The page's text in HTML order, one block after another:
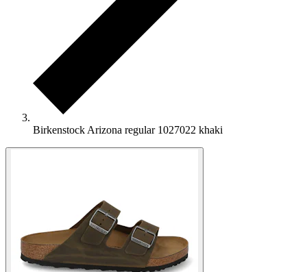
Birkenstock Arizona regular 1027022 khaki